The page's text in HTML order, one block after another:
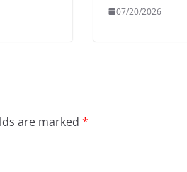
07/20/2026
are marked *